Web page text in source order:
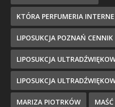
KTÓRA PERFUMERIA
LIPOSUKCJA POZNAŃ CENNIK
LIPOSUKCJA
LIPOSUKCJA
MARIZA PIOTRKÓW